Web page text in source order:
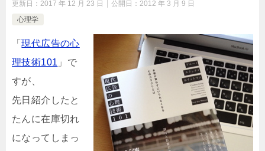
更新日： 2017 年 12 月 23 日 公開日： 2012 年 3 月 9 日
心理学
「現代広告の心
理技術101 」で
すが、
先日紹介したと
たんに在庫切れ
になってしまっ